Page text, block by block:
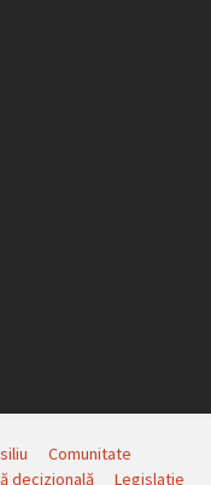
Comunitate
decizională Legislatie